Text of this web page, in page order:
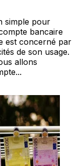
simple pour
bancaire
est concerné par
de son usage.
allons